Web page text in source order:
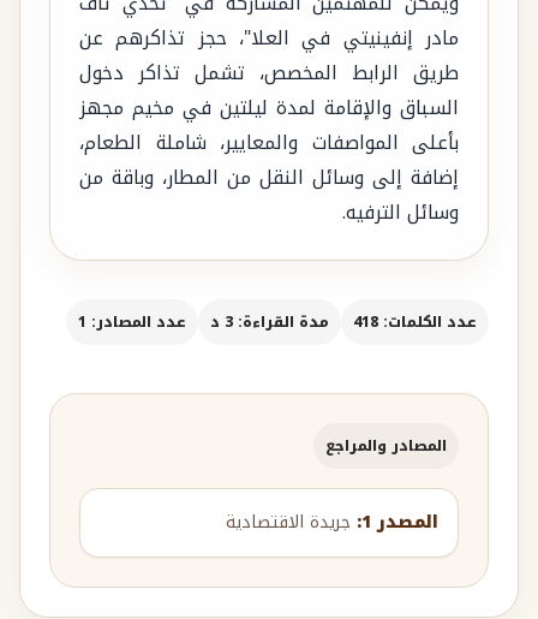
مادر إنفينيتي في العلا"، حجز تذاكرهم عن
طريق الرابط المخصص، تشمل تذاكر دخول
السباق والإقامة لمدة ليلتين في مخيم مجهز
بأعلى المواصفات والمعايير، شاملة الطعام،
إضافة إلى وسائل النقل من المطار، وباقة من
وسائل الترفيه.
عدد الكلمات: 418 مدة القراءة: 3 د عدد المصادر: 1
المصادر والمراجع
المصدر 1: جريدة الاقتصادية